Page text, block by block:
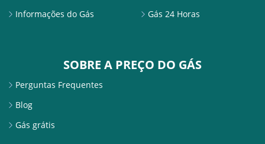
Informações do Gás
Gás 24 Horas
SOBRE A PREÇO DO GÁS
Perguntas Frequentes
Blog
Gás grátis